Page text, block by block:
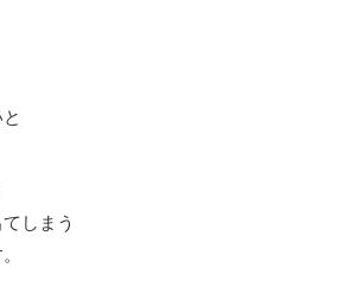
しまう